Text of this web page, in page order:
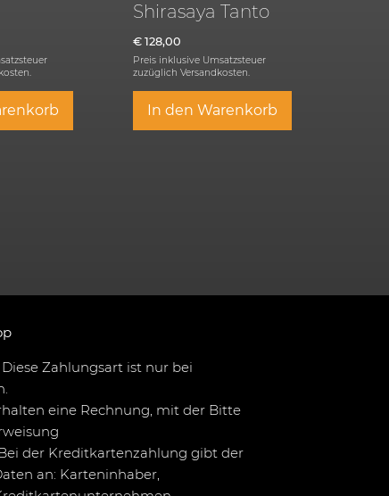
Shirasaya Tanto
€128,00
Preis inklusive Umsatzsteuer
zuzüglich Versandkosten.
In den Warenkorb
Zahlungsart ist nur bei
eine Rechnung, mit der Bitte
der Kreditkartenzahlung gibt der
an: Karteninhaber,